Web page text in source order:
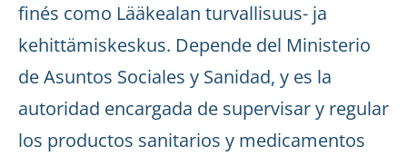
finés como Lääkealan turvallisuus- ja
kehittämiskeskus. Depende del Ministerio
de Asuntos Sociales y Sanidad, y es la
autoridad encargada de supervisar y regular
los productos sanitarios y medicamentos